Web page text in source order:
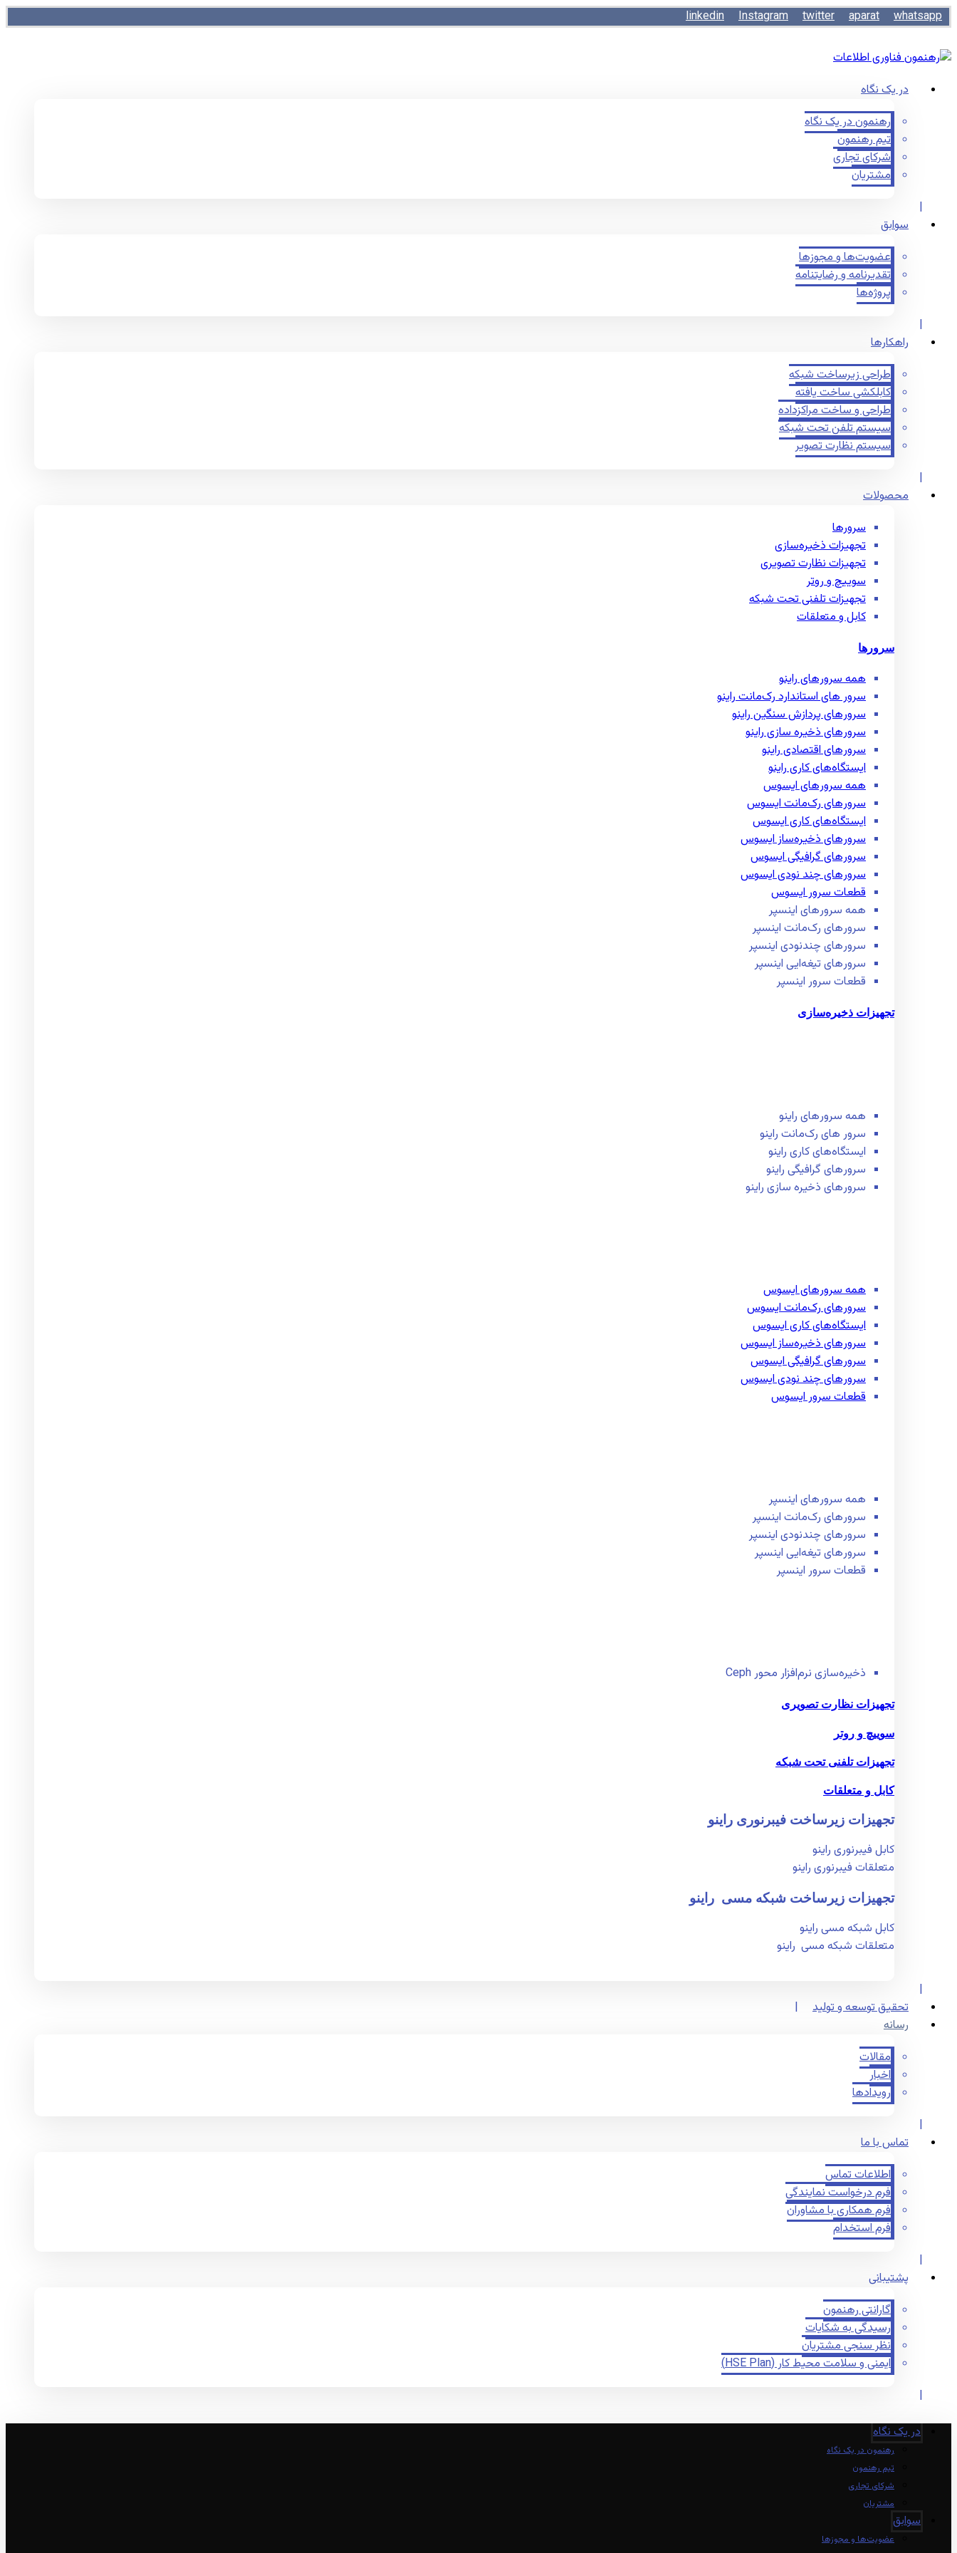
linkedin Instagram twitter aparat whatsapp
در یک نگاه
رهنمون در یک نگاه
تیم رهنمون
شرکای تجاری
مشتریان
سوابق
عضویت‌ها و مجوزها
تقدیرنامه و رضایتنامه
پروژه‌ها
راهکارها
طراحی زیرساخت شبکه
کابلکشی ساخت یافته
طراحی و ساخت مراکزداده
سیستم تلفن تحت شبکه
سیستم نظارت تصویر
محصولات
سرورها
تجهیزات ذخیره‌سازی
تجهیزات نظارت تصویری
سوییچ و روتر
تجهیزات تلفنی تحت شبکه
کابل و متعلقات
سرورها
همه سرور‌های راینو
سرور ‌های استاندارد رک‌مانت راینو
سرور‌های پردازش سنگین راینو
سرور‌های ذخیره سازی راینو
سرور‌های اقتصادی راینو
ایستگاه‌های کاری راینو
همه سرور‌های ایسوس
سرور‌های رک‌مانت ایسوس
ایستگاه‌های کاری ایسوس
سرور‌های ذخیره‌ساز ایسوس
سرور‌های گرافیگی ایسوس
سرور‌های چند نودی ایسوس
قطعات سرور ایسوس
همه سرور‌های اینسپر
سرور‌های رک‌مانت اینسپر
سرور‌های چند‌نودی اینسپر
سرور‌های تیغه‌ایی اینسپر
قطعات سرور اینسپر
تجهیزات ذخیره‌سازی
همه سرور‌های راینو
سرور ‌های رک‌مانت راینو
ایستگاه‌های کاری راینو
سرور‌های گرافیگی راینو
سرور‌های ذخیره سازی راینو
همه سرور‌های ایسوس
سرور‌های رک‌مانت ایسوس
ایستگاه‌های کاری ایسوس
سرور‌های ذخیره‌ساز ایسوس
سرور‌های گرافیگی ایسوس
سرور‌های چند نودی ایسوس
قطعات سرور ایسوس
همه سرور‌های اینسپر
سرور‌های رک‌مانت اینسپر
سرور‌های چند‌نودی اینسپر
سرور‌های تیغه‌ایی اینسپر
قطعات سرور اینسپر
ذخیره‌سازی نرم‌افزار محور Ceph
تجهیزات نظارت تصویری
سوییچ و روتر
تجهیزات تلفنی تحت شبکه
کابل و متعلقات
تجهیزات زیر‌ساخت فیبر‌نوری راینو
کابل فیبر‌نوری راینو
متعلقات فیبر‌نوری راینو
تجهیزات زیر‌ساخت شبکه مسی راینو
کابل شبکه مسی راینو
متعلقات شبکه مسی راینو
تحقیق توسعه و تولید
رسانه
مقالات
اخبار
رویدادها
تماس با ما
اطلاعات تماس
فرم درخواست نمایندگی
فرم همکاری با مشاوران
فرم استخدام
پشتیبانی
گارانتی رهنمون
رسیدگی به شکایات
نظر سنجی مشتریان
ایمنی و سلامت محیط کار (HSE Plan)
در یک نگاه
رهنمون در یک نگاه
تیم رهنمون
شرکای تجاری
مشتریان
سوابق
عضویت‌ها و مجوزها